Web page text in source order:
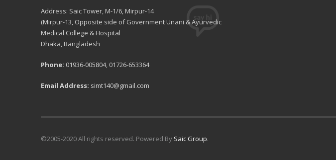
Address: Saic Tower, M-1/6, Mirpur-14
(Mirpur-13, Opposite side of Government Unani & Ayurvedic
Medical College & Hospital
Dhaka, Bangladesh
Phone: 01936-005804, 01726-653364
Email Address: simt140@gmail.com
©2005-2020 All rights reserved. Powered By Saic Group.